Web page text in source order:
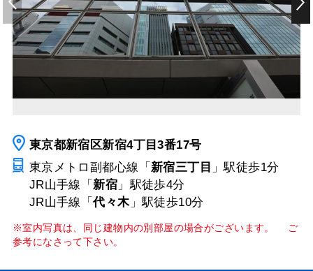
東京都新宿区新宿4丁目3番17号
東京メトロ副都心線「 新宿三丁目 」駅徒歩1分
JR山手線「 新宿 」駅徒歩4分
JR山手線「代々木」駅徒歩10分
※室内写真は、同じ建物内の別部屋の場合がございます。 ご
参考になさって下さい。